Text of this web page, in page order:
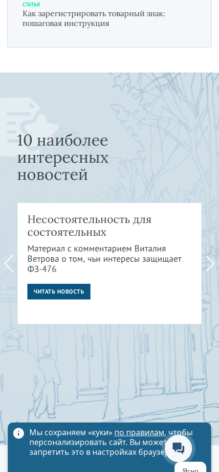
СТАТЬЯ
Как зарегистрировать товарный знак:
пошаговая инструкция
10 наиболее
интересных
новостей
Несостоятельность для
состоятельных
Материал с комментарием Виталия
Ветрова о том, чьи интересы защищает
ФЗ-476
ЧИТАТЬ НОВОСТЬ
Политика обработки персональных данных
Мы сохраняем «куки» по правилам, чтобы
персонализировать сайт. Вы можете
запретить это в настройках браузера